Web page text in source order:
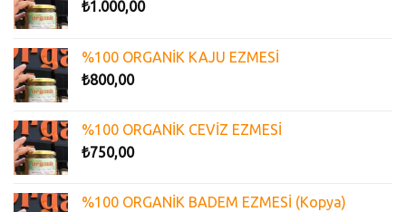
₺1.000,00
%100 ORGANİK KAJU EZMESİ
₺800,00
%100 ORGANİK CEVİZ EZMESİ
₺750,00
%100 ORGANİK BADEM EZMESİ (Kopya)